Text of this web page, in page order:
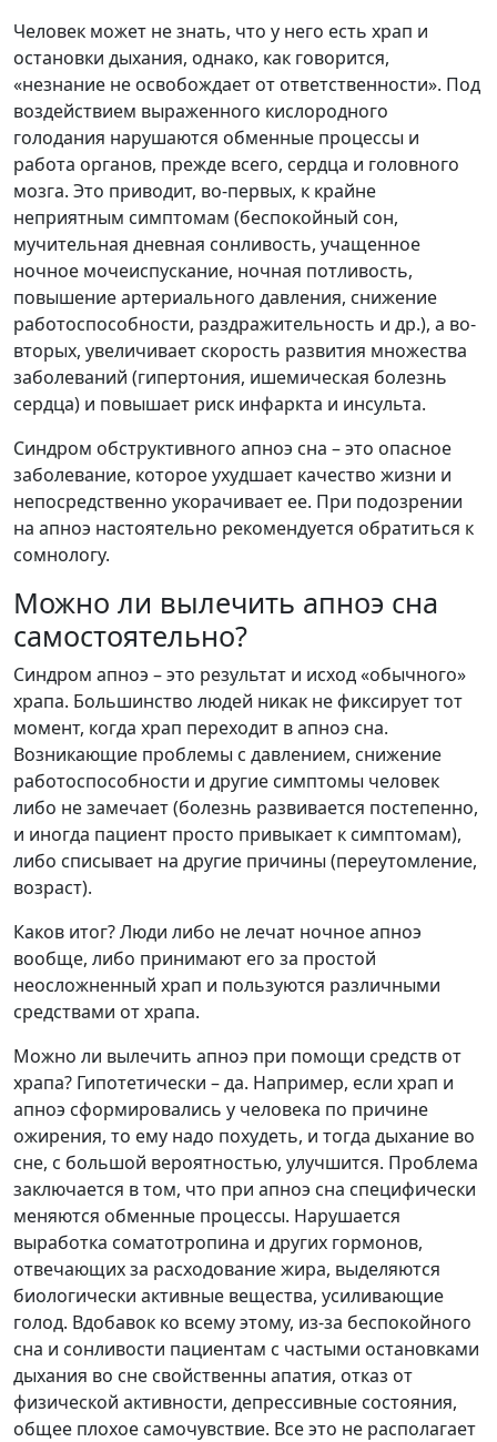
Человек может не знать, что у него есть храп и
остановки дыхания, однако, как говорится,
«незнание не освобождает от ответственности». Под
воздействием выраженного кислородного
голодания нарушаются обменные процессы и
работа органов, прежде всего, сердца и головного
мозга. Это приводит, во-первых, к крайне
неприятным симптомам (беспокойный сон,
мучительная дневная сонливость, учащенное
ночное мочеиспускание, ночная потливость,
повышение артериального давления, снижение
работоспособности, раздражительность и др.), а во-
вторых, увеличивает скорость развития множества
заболеваний (гипертония, ишемическая болезнь
сердца) и повышает риск инфаркта и инсульта.
Синдром обструктивного апноэ сна – это опасное
заболевание, которое ухудшает качество жизни и
непосредственно укорачивает ее. При подозрении
на апноэ настоятельно рекомендуется обратиться к
сомнологу.
Можно ли вылечить апноэ сна
самостоятельно?
Синдром апноэ – это результат и исход «обычного»
храпа. Большинство людей никак не фиксирует тот
момент, когда храп переходит в апноэ сна.
Возникающие проблемы с давлением, снижение
работоспособности и другие симптомы человек
либо не замечает (болезнь развивается постепенно,
и иногда пациент просто привыкает к симптомам),
либо списывает на другие причины (переутомление,
возраст).
Каков итог? Люди либо не лечат ночное апноэ
вообще, либо принимают его за простой
неосложненный храп и пользуются различными
средствами от храпа.
Можно ли вылечить апноэ при помощи средств от
храпа? Гипотетически – да. Например, если храп и
апноэ сформировались у человека по причине
ожирения, то ему надо похудеть, и тогда дыхание во
сне, с большой вероятностью, улучшится. Проблема
заключается в том, что при апноэ сна специфически
меняются обменные процессы. Нарушается
выработка соматотропина и других гормонов,
отвечающих за расходование жира, выделяются
биологически активные вещества, усиливающие
голод. Вдобавок ко всему этому, из-за беспокойного
сна и сонливости пациентам с частыми остановками
дыхания во сне свойственны апатия, отказ от
физической активности, депрессивные состояния,
общее плохое самочувствие. Все это не располагает